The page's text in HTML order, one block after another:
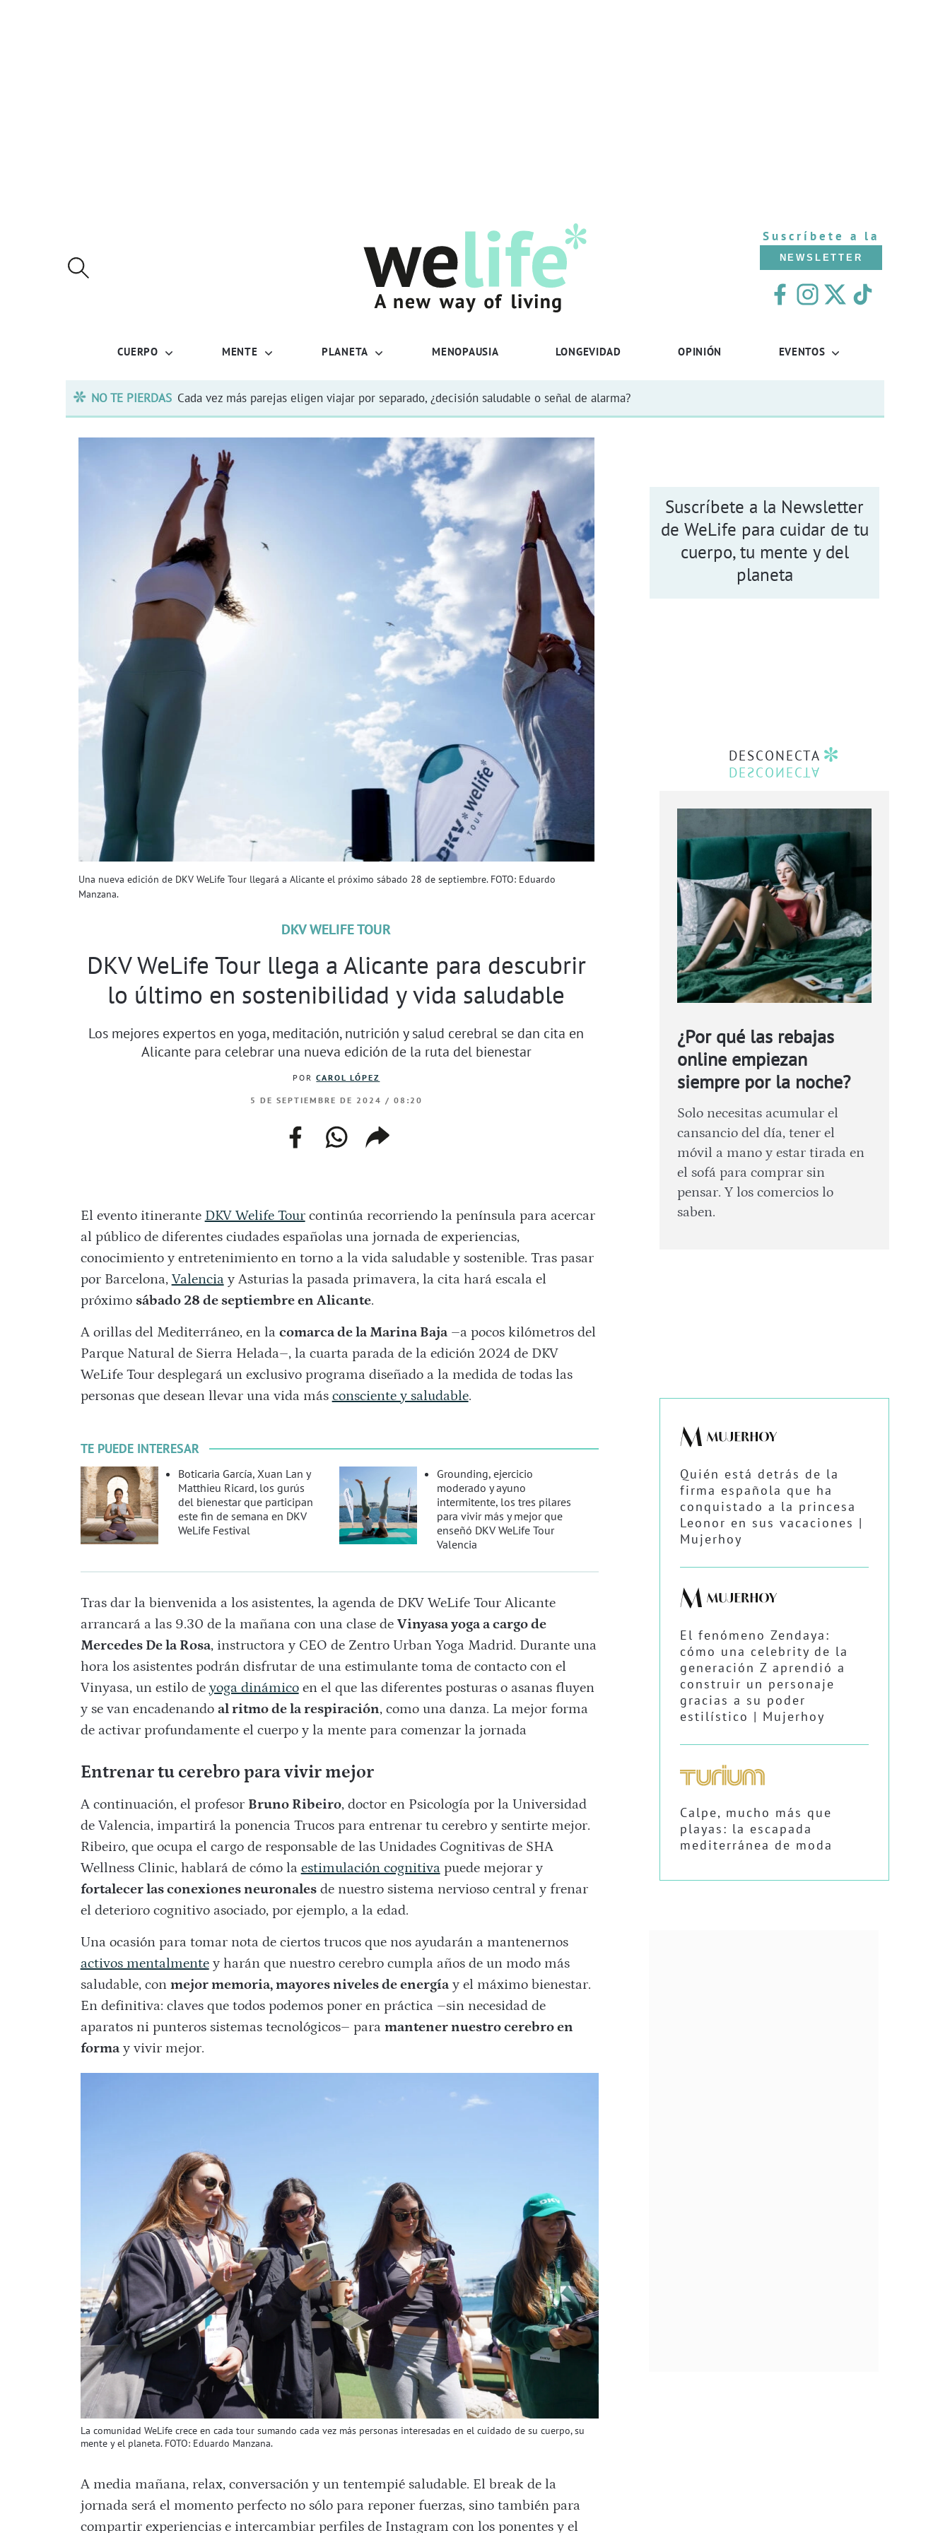
Suscríbete a la
NEWSLETTER
CUERPO MENTE PLANETA MENOPAUSIA LONGEVIDAD OPINIÓN EVENTOS
NO TE PIERDAS Cada vez más parejas eligen viajar por separado, ¿decisión saludable o señal de alarma?
Una nueva edición de DKV WeLife Tour llegará a Alicante el próximo sábado 28 de septiembre. FOTO: Eduardo
Manzana.
DKV WELIFE TOUR
DKV WeLife Tour llega a Alicante para descubrir
lo último en sostenibilidad y vida saludable
Los mejores expertos en yoga, meditación, nutrición y salud cerebral se dan cita en
Alicante para celebrar una nueva edición de la ruta del bienestar
PORCAROL LÓPEZ
5 DE SEPTIEMBRE DE 2024 / 08:20
facebookwhatsapp
web
copiar
enlace
El evento itinerante DKV Welife Tourcontinúa recorriendo la península para acercar
al público de diferentes ciudades españolas una jornada de experiencias,
conocimiento y entretenimiento en torno a la vida saludable y sostenible. Tras pasar
por Barcelona, Valenciay Asturias la pasada primavera, la cita hará escala el
próximo sábado 28 de septiembre en Alicante.
A orillas del Mediterráneo, en la comarca de la Marina Baja–a pocos kilómetros del
Parque Natural de Sierra Helada–, la cuarta parada de la edición 2024 de DKV
WeLife Tour desplegará un exclusivo programa diseñado a la medida de todas las
personas que desean llevar una vida más consciente y saludable.
TE PUEDE INTERESAR
Boticaria García, Xuan Lan y
Matthieu Ricard, los gurús
del bienestar que participan
este fin de semana en DKV
WeLife Festival
Grounding, ejercicio
moderado y ayuno
intermitente, los tres pilares
para vivir más y mejor que
enseñó DKV WeLife Tour
Valencia
Tras dar la bienvenida a los asistentes, la agenda de DKV WeLife Tour Alicante
arrancará a las 9.30 de la mañana con una clase de Vinyasa yoga a cargo de
Mercedes De la Rosa, instructora y CEO de Zentro Urban Yoga Madrid. Durante una
hora los asistentes podrán disfrutar de una estimulante toma de contacto con el
Vinyasa, un estilo de yoga dinámicoen el que las diferentes posturas o asanas fluyen
y se van encadenando al ritmo de la respiración, como una danza. La mejor forma
de activar profundamente el cuerpo y la mente para comenzar la jornada
Entrenar tu cerebro para vivir mejor
A continuación, el profesor Bruno Ribeiro, doctor en Psicología por la Universidad
de Valencia, impartirá la ponencia Trucos para entrenar tu cerebro y sentirte mejor.
Ribeiro, que ocupa el cargo de responsable de las Unidades Cognitivas de SHA
Wellness Clinic, hablará de cómo la estimulación cognitivapuede mejorar y
fortalecer las conexiones neuronalesde nuestro sistema nervioso central y frenar
el deterioro cognitivo asociado, por ejemplo, a la edad.
Una ocasión para tomar nota de ciertos trucos que nos ayudarán a mantenernos
activos mentalmentey harán que nuestro cerebro cumpla años de un modo más
saludable, con mejor memoria, mayores niveles de energíay el máximo bienestar.
En definitiva: claves que todos podemos poner en práctica –sin necesidad de
aparatos ni punteros sistemas tecnológicos– para mantener nuestro cerebro en
formay vivir mejor.
La comunidad WeLife crece en cada tour sumando cada vez más personas interesadas en el cuidado de su cuerpo, su
mente y el planeta. FOTO: Eduardo Manzana.
A media mañana, relax, conversación y un tentempié saludable. El break de la
jornada será el momento perfecto no sólo para reponer fuerzas, sino también para
compartir experiencias e intercambiar perfiles de Instagram con los ponentes y el
Suscríbete a la Newsletter
de WeLife para cuidar de tu
cuerpo, tu mente y del
planeta
DESCONECTA
¿Por qué las rebajas
online empiezan
siempre por la noche?
Solo necesitas acumular el
cansancio del día, tener el
móvil a mano y estar tirada en
el sofá para comprar sin
pensar. Y los comercios lo
saben.
Quién está detrás de la
firma española que ha
conquistado a la princesa
Leonor en sus vacaciones |
Mujerhoy
El fenómeno Zendaya:
cómo una celebrity de la
generación Z aprendió a
construir un personaje
gracias a su poder
estilístico | Mujerhoy
Calpe, mucho más que
playas: la escapada
mediterránea de moda